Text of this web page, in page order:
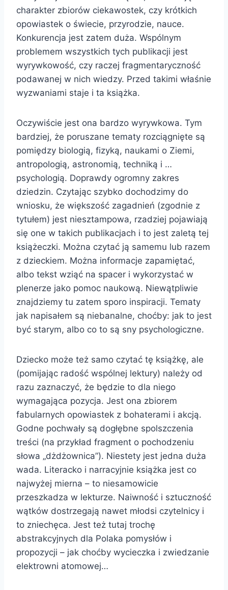
charakter zbiorów ciekawostek, czy krótkich
opowiastek o świecie, przyrodzie, nauce.
Konkurencja jest zatem duża. Wspólnym
problemem wszystkich tych publikacji jest
wyrywkowość, czy raczej fragmentaryczność
podawanej w nich wiedzy. Przed takimi właśnie
wyzwaniami staje i ta książka.
Oczywiście jest ona bardzo wyrywkowa. Tym
bardziej, że poruszane tematy rozciągnięte są
pomiędzy biologią, fizyką, naukami o Ziemi,
antropologią, astronomią, techniką i …
psychologią. Doprawdy ogromny zakres
dziedzin. Czytając szybko dochodzimy do
wniosku, że większość zagadnień (zgodnie z
tytułem) jest niesztampowa, rzadziej pojawiają
się one w takich publikacjach i to jest zaletą tej
książeczki. Można czytać ją samemu lub razem
z dzieckiem. Można informacje zapamiętać,
albo tekst wziąć na spacer i wykorzystać w
plenerze jako pomoc naukową. Niewątpliwie
znajdziemy tu zatem sporo inspiracji. Tematy
jak napisałem są niebanalne, choćby: jak to jest
być starym, albo co to są sny psychologiczne.
Dziecko może też samo czytać tę książkę, ale
(pomijając radość wspólnej lektury) należy od
razu zaznaczyć, że będzie to dla niego
wymagająca pozycja. Jest ona zbiorem
fabularnych opowiastek z bohaterami i akcją.
Godne pochwały są dogłębne spolszczenia
treści (na przykład fragment o pochodzeniu
słowa „dżdżownica”). Niestety jest jedna duża
wada. Literacko i narracyjnie książka jest co
najwyżej mierna – to niesamowicie
przeszkadza w lekturze. Naiwność i sztuczność
wątków dostrzegają nawet młodsi czytelnicy i
to zniechęca. Jest też tutaj trochę
abstrakcyjnych dla Polaka pomysłów i
propozycji – jak choćby wycieczka i zwiedzanie
elektrowni atomowej…